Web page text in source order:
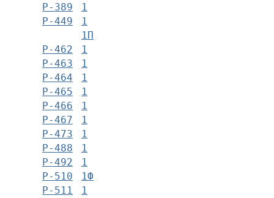
Р-389
1
Р-449
1
1П
Р-462
1
Р-463
1
Р-464
1
Р-465
1
Р-466
1
Р-467
1
Р-473
1
Р-488
1
Р-492
1
Р-510
1Ф
Р-511
1